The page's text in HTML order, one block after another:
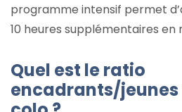
programme intensif permet
10 heures supplémentaires en
Quel est le ratio
encadrants/